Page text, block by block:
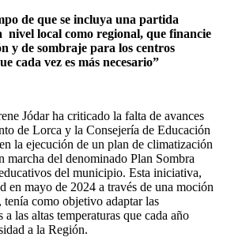
de que se incluya una partida
nivel local como regional, que financie
y de sombraje para los centros
cada vez es más necesario”
Jódar ha criticado la falta de avances
de Lorca y la Consejería de Educación
la ejecución de un plan de climatización
marcha del denominado Plan Sombra
del municipio. Esta iniciativa,
en mayo de 2024 a través de una moción
tenía como objetivo adaptar las
a las altas temperaturas que cada año
a la Región.